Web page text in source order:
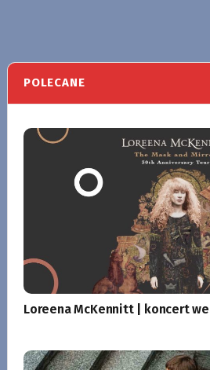
POLECANE
Loreena McKennitt | koncert